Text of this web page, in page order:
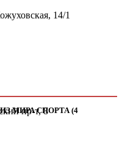
14/1
пр-т, 8
МИРА СПОРТА (4